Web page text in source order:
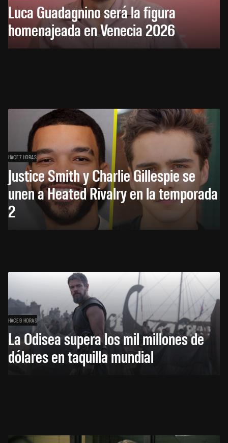
Luca Guadagnino será la figura
homenajeada en Venecia 2026
HACE 7 HORAS
Justice Smith y Charlie Gillespie se
unen a Heated Rivalry en la temporada
2
HACE 9 HORAS
La Odisea supera los mil millones de
dólares en taquilla mundial